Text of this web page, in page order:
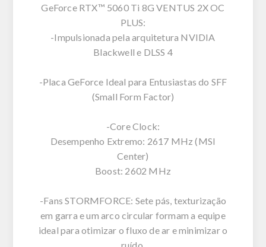
GeForce RTX™ 5060 Ti 8G VENTUS 2X OC
PLUS:
-Impulsionada pela arquitetura NVIDIA
Blackwell e DLSS 4
-Placa GeForce Ideal para Entusiastas do SFF
(Small Form Factor)
-Core Clock:
Desempenho Extremo: 2617 MHz (MSI
Center)
Boost: 2602 MHz
-Fans STORMFORCE: Sete pás, texturização
em garra e um arco circular formam a equipe
ideal para otimizar o fluxo de ar e minimizar o